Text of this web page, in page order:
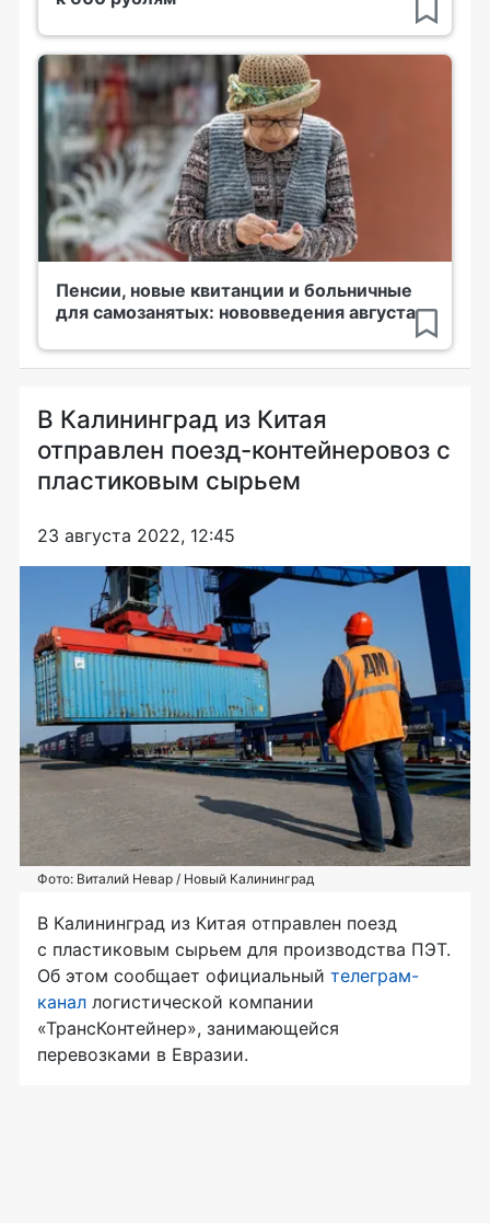
Пенсии, новые квитанции и больничные
для самозанятых: нововведения августа
В Калининград из Китая
отправлен поезд-контейнеровоз с
пластиковым сырьем
23 августа 2022, 12:45
Фото: Виталий Невар / Новый Калининград
В Калининград из Китая отправлен поезд
с пластиковым сырьем для производства ПЭТ.
Об этом сообщает официальный телеграм-
канал логистической компании
«ТрансКонтейнер», занимающейся
перевозками в Евразии.